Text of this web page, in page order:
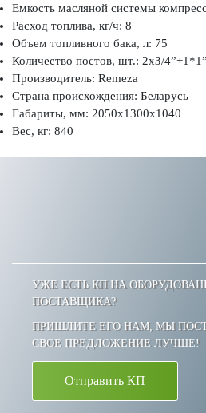
УЖЕ ЕСТЬ КП НА
ПОСТАВЩИКА?
ПРИШЛИТЕ ЕГО НАМ, МЫ
СВОЕ ПРЕДЛОЖЕНИЕ ЛУЧШЕ!
Отправить КП
Емкость масляной системы
Расход топлива, кг/ч: 8
Объем топливного бака, л: 75
Количество постов, шт.: 2хЗ/4”+1*1”
Производитель: Remeza
Страна происхождения: Беларусь
Габариты, мм: 2050x1300x1040
Вес, кг: 840